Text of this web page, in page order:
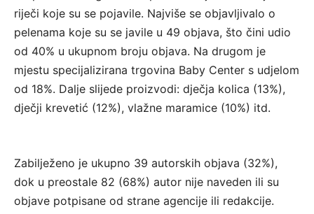
riječi koje su se pojavile. Najviše se objavljivalo o
pelenama koje su se javile u 49 objava, što čini udio
od 40% u ukupnom broju objava. Na drugom je
mjestu specijalizirana trgovina Baby Center s udjelom
od 18%. Dalje slijede proizvodi: dječja kolica (13%),
dječji krevetić (12%), vlažne maramice (10%) itd.
Zabilježeno je ukupno 39 autorskih objava (32%),
dok u preostale 82 (68%) autor nije naveden ili su
objave potpisane od strane agencije ili redakcije.